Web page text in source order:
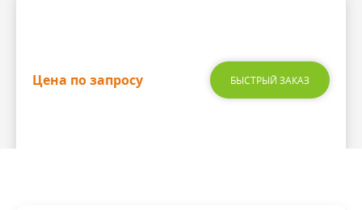
Цена по запросу БЫСТРЫЙ ЗАКАЗ